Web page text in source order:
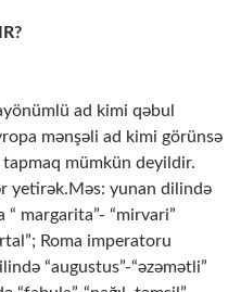
ad kimi qəbul
mənşəli ad kimi görünsə
tapmaq mümkün deyildir.
yetirək.Məs: yunan dilində
“ margarita”- “mirvari”
Roma imperatoru
“augustus”-“əzəmətli”